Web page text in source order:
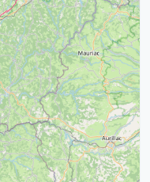
15
21